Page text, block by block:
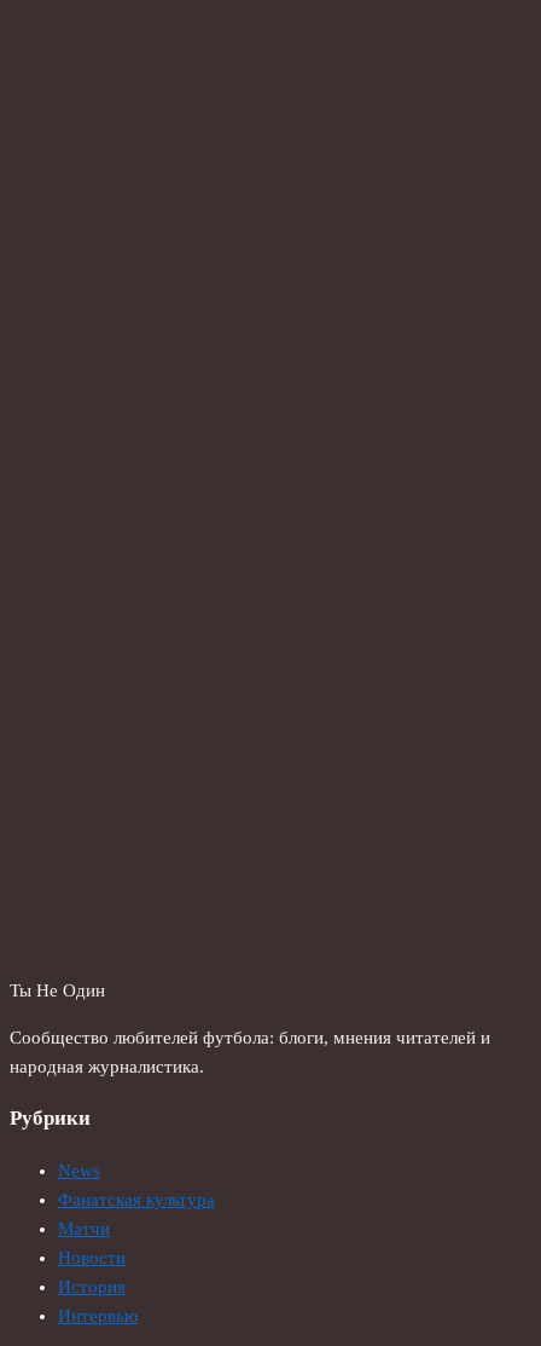
Ты Не Один
Сообщество любителей футбола: блоги, мнения читателей и
народная журналистика.
Рубрики
News
Фанатская культура
Матчи
Новости
История
Интервью